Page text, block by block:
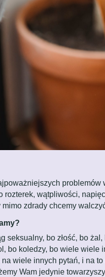
rozterek, wątpliwości,
zdrady chcemy
seksualny, bo złość, bo
bo koledzy, bo wiele wiele
na wiele innych pytań, i na
Wam jedynie